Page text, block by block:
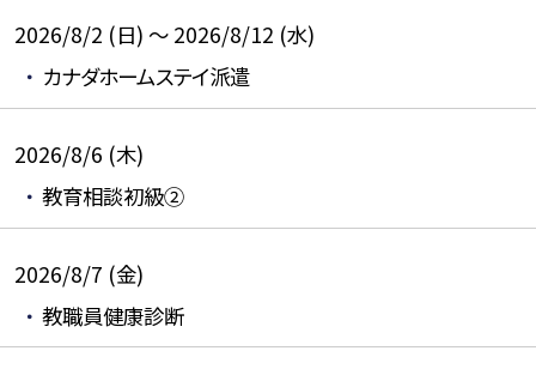
2026/8/2 (日) ～ 2026/8/12 (水)
カナダホームステイ派遣
2026/8/6 (木)
教育相談初級②
2026/8/7 (金)
教職員健康診断